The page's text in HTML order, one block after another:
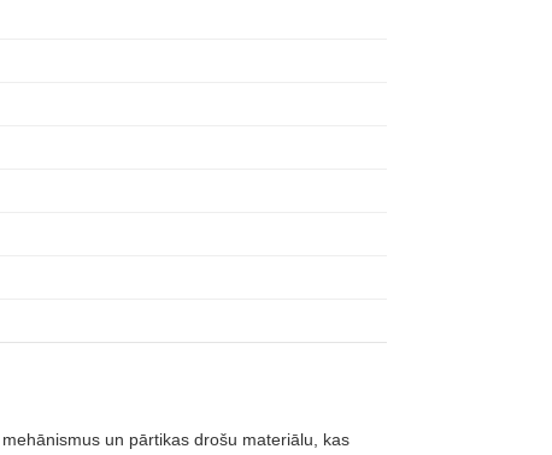
un pārtikas drošu materiālu, kas